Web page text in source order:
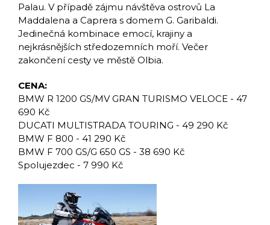
Palau. V případě zájmu návštěva ostrovů La
Maddalena a Caprera s domem G. Garibaldi.
Jedinečná kombinace emocí, krajiny a
nejkrásnějších středozemních moří. Večer
zakončení cesty ve městě Olbia.
CENA:
BMW R 1200 GS/MV GRAN TURISMO VELOCE - 47
690 Kč
DUCATI MULTISTRADA TOURING - 49 290 Kč
BMW F 800 - 41 290 Kč
BMW F 700 GS/G 650 GS - 38 690 Kč
Spolujezdec - 7 990 Kč